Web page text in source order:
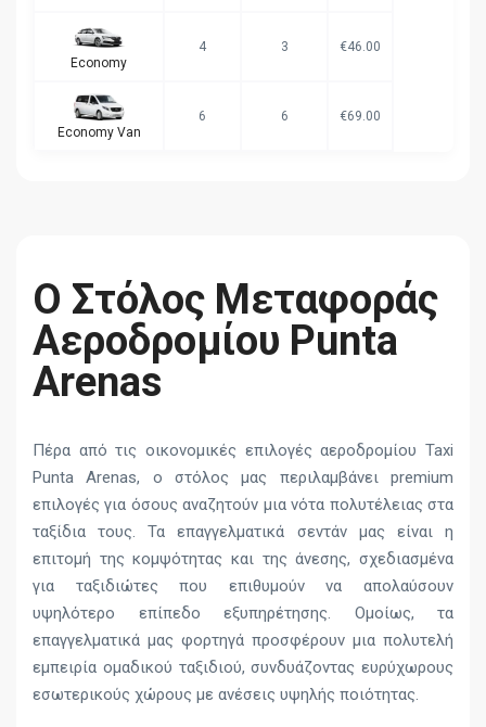
Economy
4 3 €46.00
Economy Van
6 6 €69.00
Ο Στόλος Μεταφοράς
Αεροδρομίου Punta
Arenas
Πέρα από τις οικονομικές επιλογές αεροδρομίου Taxi
Punta Arenas, ο στόλος μας περιλαμβάνει premium
επιλογές για όσους αναζητούν μια νότα πολυτέλειας στα
ταξίδια τους. Τα επαγγελματικά σεντάν μας είναι η
επιτομή της κομψότητας και της άνεσης, σχεδιασμένα
για ταξιδιώτες που επιθυμούν να απολαύσουν
υψηλότερο επίπεδο εξυπηρέτησης. Ομοίως, τα
επαγγελματικά μας φορτηγά προσφέρουν μια πολυτελή
εμπειρία ομαδικού ταξιδιού, συνδυάζοντας ευρύχωρους
εσωτερικούς χώρους με ανέσεις υψηλής ποιότητας.